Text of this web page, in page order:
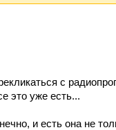
с
это уже есть...
и есть она не